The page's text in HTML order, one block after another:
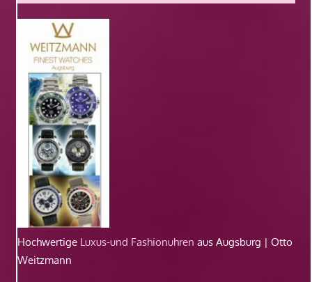
Hochwertige Luxus-und Fashionuhren aus Augsburg | Otto
Weitzmann